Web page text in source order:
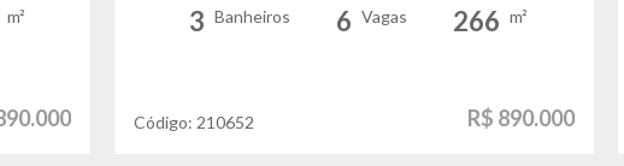
m² 3 Banheiros 6 Vagas 266 m²
Código: 210652 R$ 890.000